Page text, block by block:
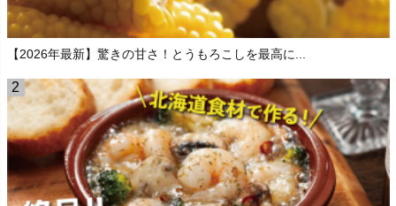
【2026年最新】驚きの甘さ！とうもろこしを最高に...